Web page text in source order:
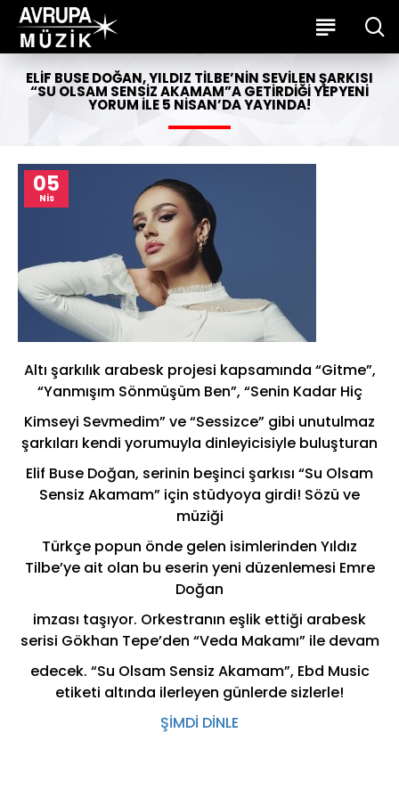
ELIF BUSE DOĞAN, YILDIZ TILBE’NIN SEVILEN ŞARKISI
“SU OLSAM SENSIZ AKAMAM”A GETIRDIĞI YEPYENI
YORUM ILE 5 NISAN’DA YAYINDA!
05
Nis
Altı şarkılık arabesk projesi kapsamında “Gitme”,
“Yanmışım Sönmüşüm Ben”, “Senin Kadar Hiç
Kimseyi Sevmedim” ve “Sessizce” gibi unutulmaz
şarkıları kendi yorumuyla dinleyicisiyle buluşturan
Elif Buse Doğan, serinin beşinci şarkısı “Su Olsam
Sensiz Akamam” için stüdyoya girdi! Sözü ve
müziği
Türkçe popun önde gelen isimlerinden Yıldız
Tilbe’ye ait olan bu eserin yeni düzenlemesi Emre
Doğan
imzası taşıyor. Orkestranın eşlik ettiği arabesk
serisi Gökhan Tepe’den “Veda Makamı” ile devam
edecek. “Su Olsam Sensiz Akamam”, Ebd Music
etiketi altında ilerleyen günlerde sizlerle!
ŞİMDİ DİNLE